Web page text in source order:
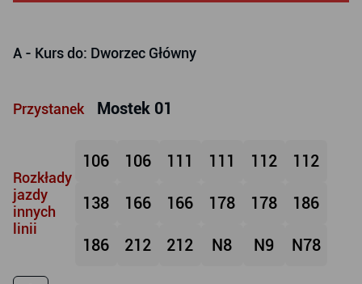
A - Kurs do: Dworzec Główny
Przystanek Mostek 01
Rozkłady
jazdy
innych
linii
106 106 111 111 112 112
138 166 166 178 178 186
186 212 212 N8 N9 N78